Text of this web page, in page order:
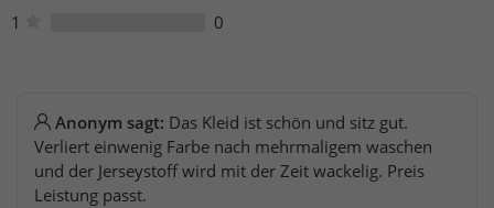
1
0
Anonym sagt: Das Kleid ist schön und sitz gut.
Verliert einwenig Farbe nach mehrmaligem waschen
und der Jerseystoff wird mit der Zeit wackelig. Preis
Leistung passt.